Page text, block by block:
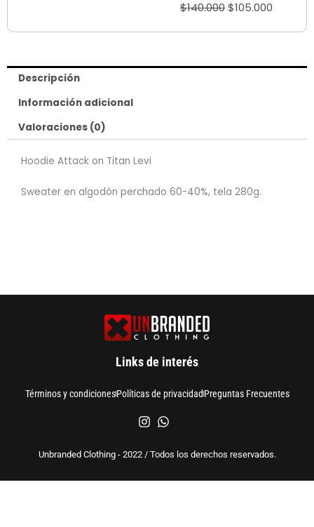
Descripción
Información adicional
Valoraciones (0)
Hoodie Attack on Titan Levi
Sweater en algodón perchado 60-40%, tela 280g.
Links de interés
Términos y condicionesPolíticas de privacidadPreguntas Frecuentes
Unbranded Clothing - 2022 / Todos los derechos reservados.